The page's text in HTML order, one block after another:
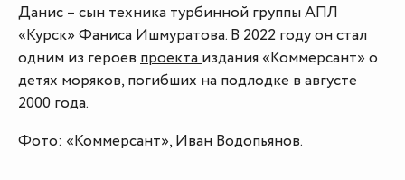
Данис – сын техника турбинной группы АПЛ
«Курск» Фаниса Ишмуратова. В 2022 году он стал
одним из героев проекта издания «Коммерсант» о
детях моряков, погибших на подлодке в августе
2000 года.
Фото: «Коммерсант», Иван Водопьянов.